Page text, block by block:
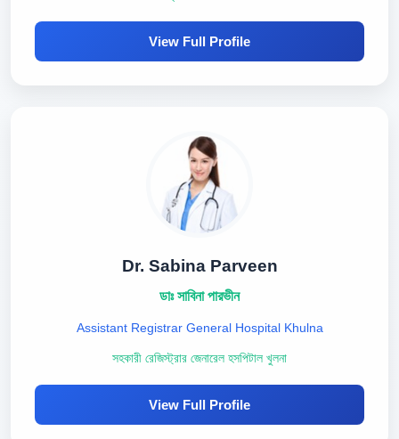
View Full Profile
Dr. Sabina Parveen
ডাঃ সাবিনা পারভীন
Assistant Registrar General Hospital Khulna
সহকারী রেজিস্ট্রার জেনারেল হসপিটাল খুলনা
View Full Profile